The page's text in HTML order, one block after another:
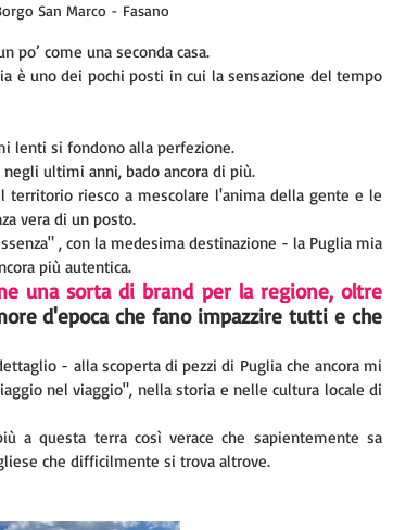
San Marco - Fasano
po’ come una seconda casa.
è uno dei pochi posti in cui la sensazione del tempo
lenti si fondono alla perfezione.
negli ultimi anni, bado ancora di più.
territorio riesco a mescolare l'anima della gente e le
vera di un posto.
, con la medesima destinazione - la Puglia mia
più autentica.
una sorta di brand per la regione, oltre
d'epoca che fano impazzire tutti e che
- alla scoperta di pezzi di Puglia che ancora mi
nel viaggio", nella storia e nelle cultura locale di
a questa terra così verace che sapientemente sa
che difficilmente si trova altrove.